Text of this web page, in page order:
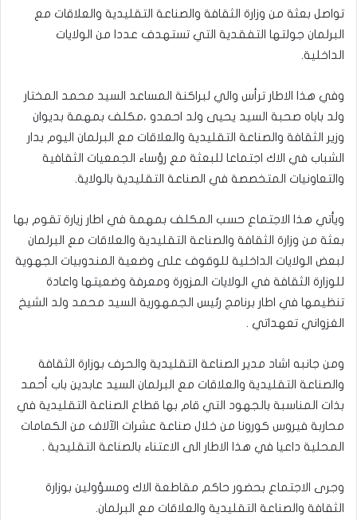
تواصل بعثة من وزارة الثقافة والصناعة التقليدية والعلاقات مع
البرلمان جولتها التفقدية التي تستهدف عددا من الولايات
الداخلية.
وفي هذا الاطار ترأس والي لبراكنة المساعد السيد محمد المختار
ولد باباه صحبة السيد يحيى ولد احمدو ،مكلف بمهمة بديوان
وزير الثقافة والصناعة التقليدية والعلاقات مع البرلمان اليوم بدار
الشباب في الاك اجتماعا للبعثة مع رؤساء الجمعيات الثقافية
والتعاونيات المتخصصة في الصناعة التقليدية بالولاية.
ويأتي هذا الاجتماع حسب المكلف بمهمة في اطار زيارة تقوم بها
بعثة من وزارة الثقافة والصناعة التقليدية والعلاقات مع البرلمان
لبعض الولايات الداخلية للوقوف على وضعية المندوبيات الجهوية
للوزارة الثقافة في الولايات المزورة ومعرفة وضعيتها واعادة
تنظيمها في اطار برنامج رئيس الجمهورية السيد محمد ولد الشيخ
الغزواني تعهداتي .
ومن جانبه اشاد مدير الصناعة التقليدية والحرف بوزارة الثقافة
والصناعة التقليدية والعلاقات مع البرلمان السيد عابدين باب أحمد
بذات المناسبة بالجهود التي قام بها قطاع الصناعة التقليدية في
محاربة فيروس كورونا من خلال صناعة عشرات الآلاف من الكمامات
المحلية داعيا في هذا الاطار الى الاعتناء بالصناعة التقليدية .
وجرى الاجتماع بحضور حاكم مقاطعة الاك ومسؤولين بوزارة
الثقافة والصناعة التقليدية والعلاقات مع البرلمان.